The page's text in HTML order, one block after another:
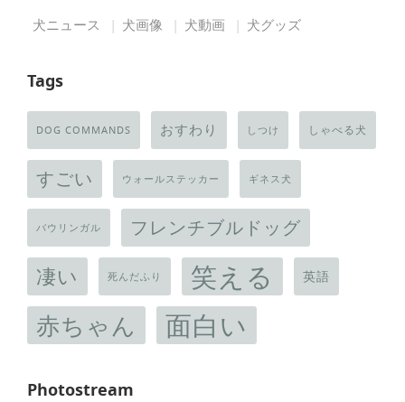
犬ニュース 犬画像 犬動画 犬グッズ
Tags
DOG COMMANDS おすわり しつけ しゃべる犬
すごい ウォールステッカー ギネス犬
バウリンガル フレンチブルドッグ
凄い 死んだふり 笑える 英語
赤ちゃん 面白い
Photostream